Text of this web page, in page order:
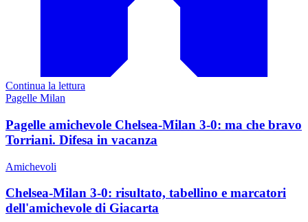
Continua la lettura
Pagelle Milan
Pagelle amichevole Chelsea-Milan 3-0: ma che bravo
Torriani. Difesa in vacanza
Amichevoli
Chelsea-Milan 3-0: risultato, tabellino e marcatori
dell'amichevole di Giacarta